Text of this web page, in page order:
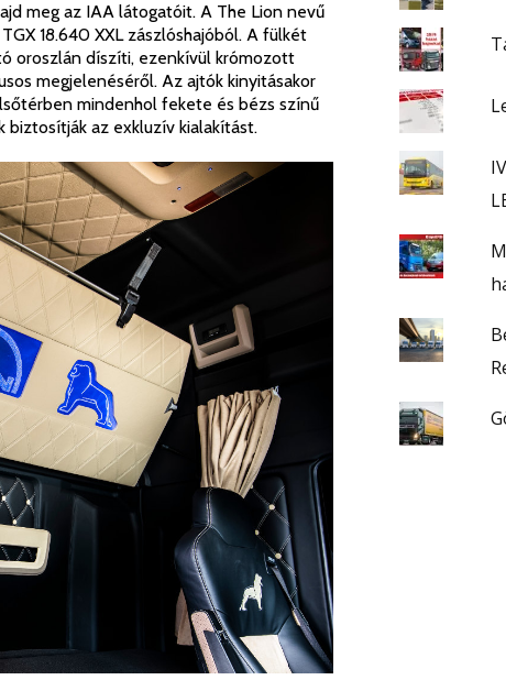
meg az IAA látogatóit. A The Lion nevű
18.640 XXL zászlóshajóból. A fülkét
oroszlán díszíti, ezenkívül krómozott
megjelenéséről. Az ajtók kinyitásakor
mindenhol fekete és bézs színű
biztosítják az exkluzív kialakítást.